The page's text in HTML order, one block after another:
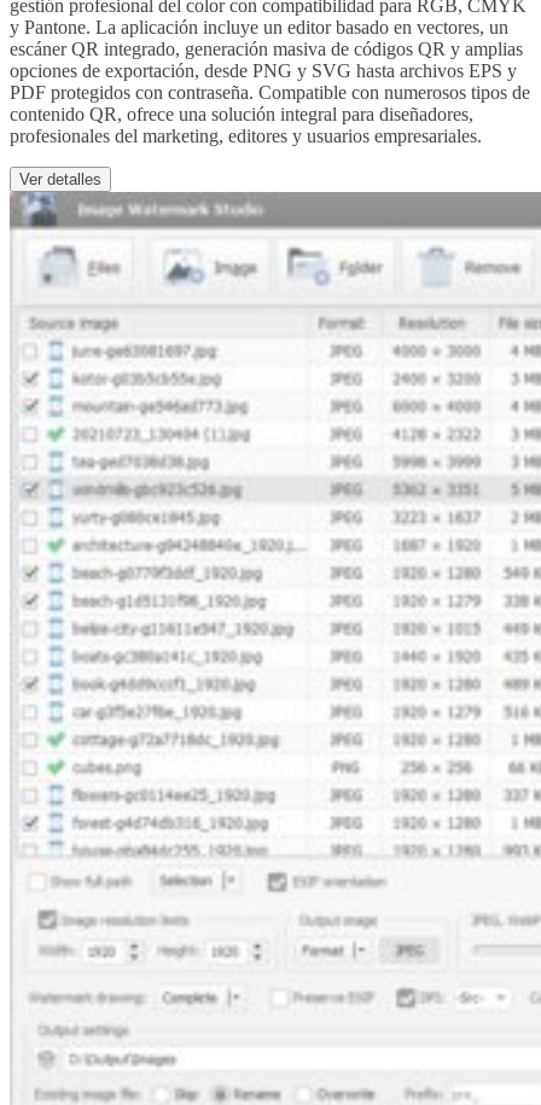
gestión profesional del color con compatibilidad para RGB, CMYK
y Pantone. La aplicación incluye un editor basado en vectores, un
escáner QR integrado, generación masiva de códigos QR y amplias
opciones de exportación, desde PNG y SVG hasta archivos EPS y
PDF protegidos con contraseña. Compatible con numerosos tipos de
contenido QR, ofrece una solución integral para diseñadores,
profesionales del marketing, editores y usuarios empresariales.
Ver detalles